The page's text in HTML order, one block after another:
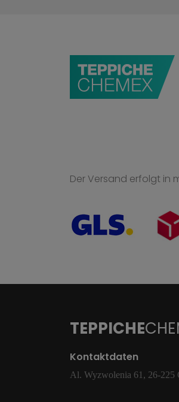
Der Versand erfolgt in
TEPPICHE
Kontaktdaten
Al. Wyzwolenia 61, 26-225